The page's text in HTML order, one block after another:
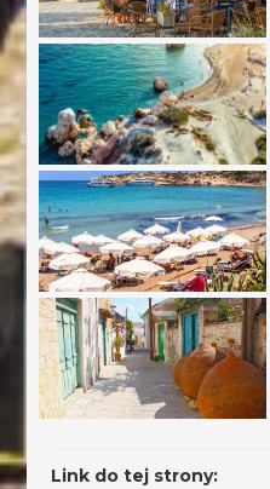
Link do tej strony: